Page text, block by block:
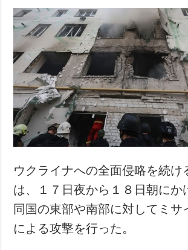
ウクライナへの全面侵略を続け
は、１７日夜から１８日朝にか
同国の東部や南部に対してミサ
による攻撃を行った。